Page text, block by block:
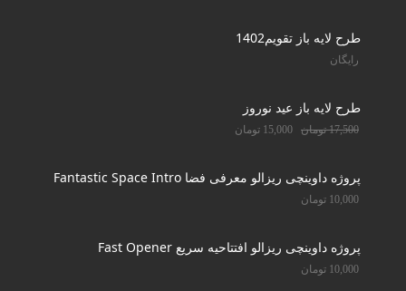
طرح لایه باز تقویم1402
رایگان
طرح لایه باز عید نوروز
17,500 تومان 15,000 تومان
پروژه داوینچی ریزالو معرفی فضا Fantastic Space Intro
10,000 تومان
پروژه داوینچی ریزالو افتتاحیه سریع Fast Opener
10,000 تومان